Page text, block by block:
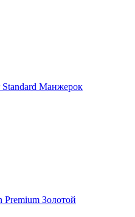
Манжерок
Золотой